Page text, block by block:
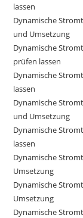
lassen
Dynamische
und Umsetzung
Dynamische
prüfen lassen
Dynamische
lassen
Dynamische
und Umsetzung
Dynamische
lassen
Dynamische
Umsetzung
Dynamische
Umsetzung
Dynamische